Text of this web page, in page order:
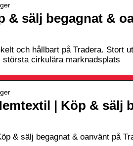
& sälj begagnat &
och hållbart på Tradera. Stort
cirkulära marknadsplats
| Köp & sälj
& sälj begagnat & oanvänt på